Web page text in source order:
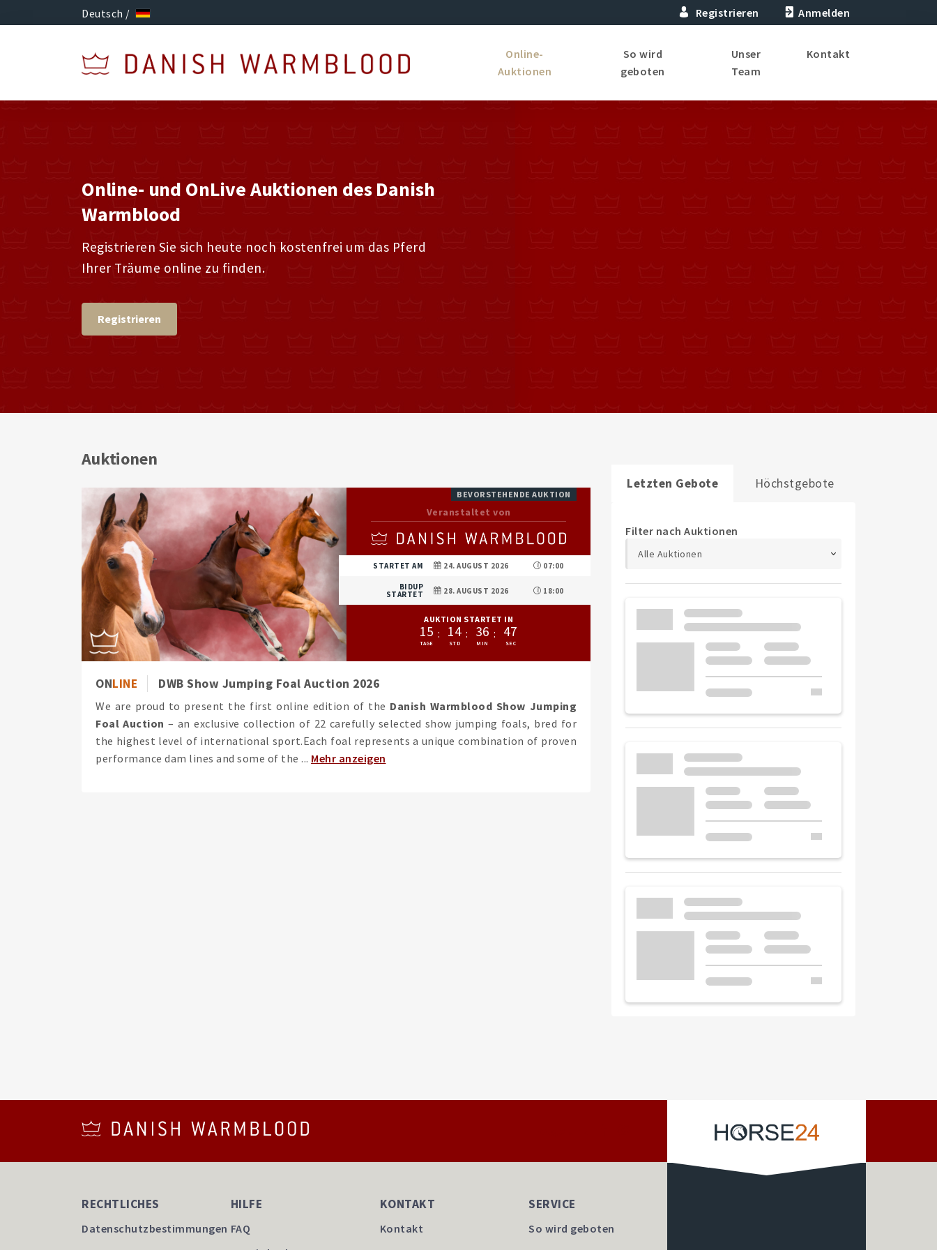
Deutsch / Registrieren Anmelden
Online-
Auktionen
So wird
geboten
Unser
Team
Kontakt
Online- und OnLive Auktionen des Danish
Warmblood
Registrieren Sie sich heute noch kostenfrei um das Pferd
Ihrer Träume online zu finden.
Registrieren
Auktionen
BEVORSTEHENDE AUKTION
Veranstaltet von
STARTET AM 24. AUGUST 2026 07:00
BIDUP
STARTET 28. AUGUST 2026 18:00
AUKTION STARTET IN
15 14 36 46
ONLINE DWB Show Jumping Foal Auction 2026
We are proud to present the first online edition of the Danish Warmblood Show Jumping
Foal Auction – an exclusive collection of 22 carefully selected show jumping foals, bred for
the highest level of international sport.Each foal represents a unique combination of proven
performance dam lines and some of the ... Mehr anzeigen
Letzten Gebote Höchstgebote
Alle Auktionen
Filter nach Auktionen
RECHTLICHES
Datenschutzbestimmungen
HILFE
FAQ
KONTAKT
Kontakt
SERVICE
So wird geboten